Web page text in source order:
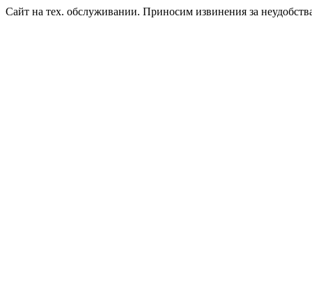
Сайт на тех. обслуживании. Приносим извинения за